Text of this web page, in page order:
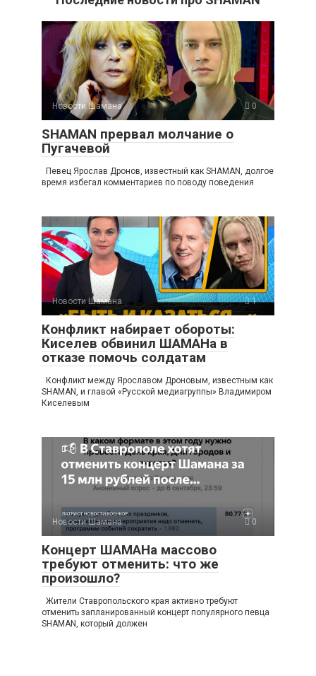
Новости Шамана 0
SHAMAN прервал молчание о
Пугачевой
Певец Ярослав Дронов, известный как SHAMAN, долгое
время избегал комментариев по поводу поведения
Новости Шамана 1
Конфликт набирает обороты:
Киселев обвинил ШАМАНа в
отказе помочь солдатам
Конфликт между Ярославом Дроновым, известным как
SHAMAN, и главой «Русской медиагруппы» Владимиром
Киселевым
Новости Шамана 0
Концерт ШАМАНа массово
требуют отменить: что же
произошло?
Жители Ставропольского края активно требуют
отменить запланированный концерт популярного певца
SHAMAN, который должен